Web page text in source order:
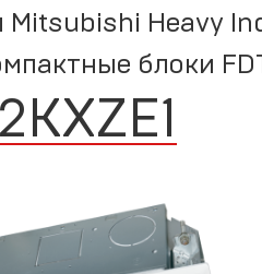
Мультисплит-
системы
Mitsubishi
Heavy
Industries
VRF-системы
R32 Mitsubishi
Heavy
Mitsubishi Heavy
блоки